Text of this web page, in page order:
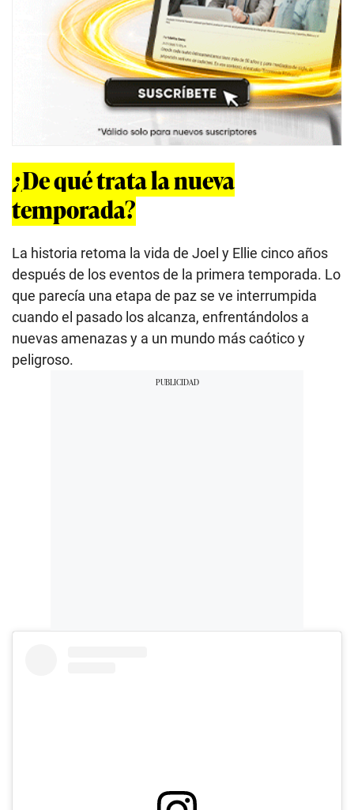
¿De qué trata la nueva
temporada?
La historia retoma la vida de Joel y Ellie cinco años
después de los eventos de la primera temporada. Lo
que parecía una etapa de paz se ve interrumpida
cuando el pasado los alcanza, enfrentándolos a
nuevas amenazas y a un mundo más caótico y
peligroso.